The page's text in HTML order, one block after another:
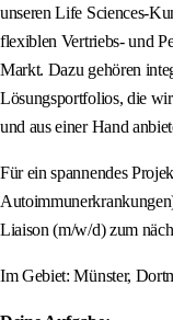
unseren Life Sciences-
flexiblen Vertriebs- und
Markt. Dazu gehören
Lösungsportfolios, die
und aus einer Hand
Für ein spannendes
Liaison (m/w/d) zum
Im Gebiet: Münster,